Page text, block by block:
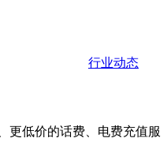
行业动态
低价的话费、电费充值服